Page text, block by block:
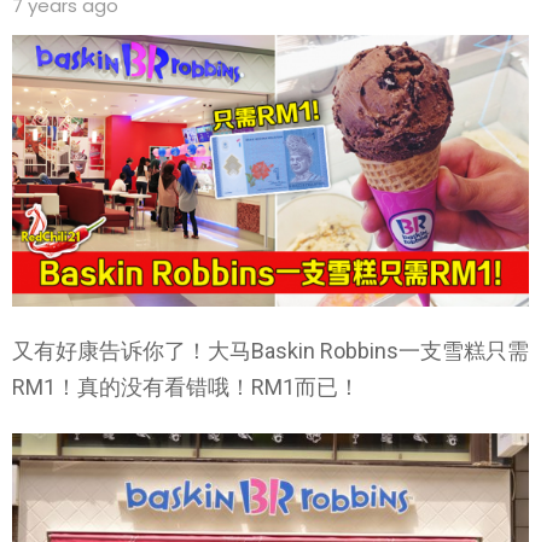
7 years ago
又有好康告诉你了！大马Baskin Robbins一支雪糕只需
RM1！真的没有看错哦！RM1而已！